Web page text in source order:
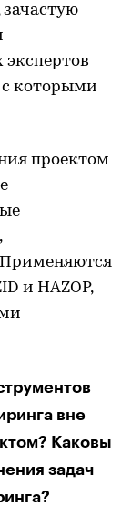
зачастую
которыми
проектом
Применяются
и HAZOP,
вне
Каковы
задач